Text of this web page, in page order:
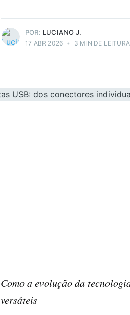
POR: LUCIANO J.
17 ABR 2026 • 3 MIN DE LEITURA
Como a evolução da
versáteis